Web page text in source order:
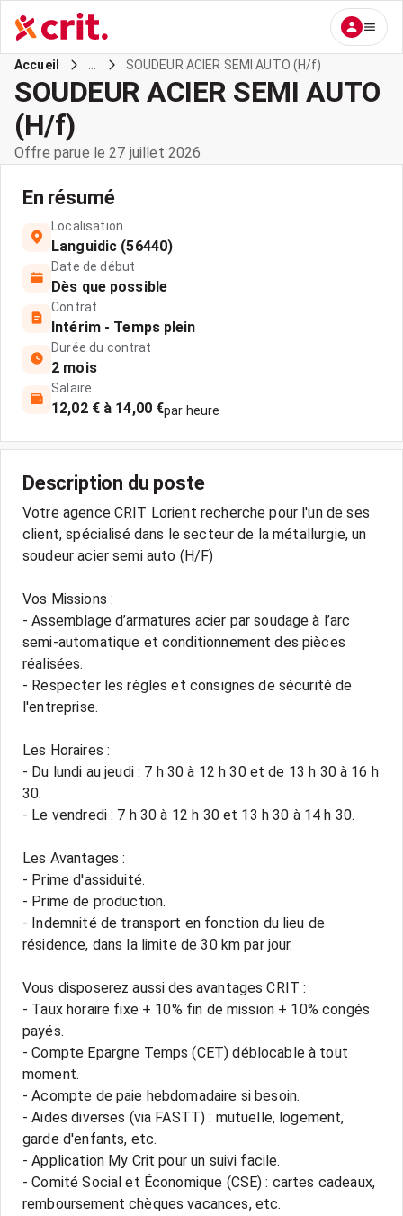
Accueil SOUDEUR ACIER SEMI AUTO (H/f)
SOUDEUR ACIER SEMI AUTO
(H/f)
Offre parue le 27 juillet 2026
En résumé
Localisation
Languidic (56440)
Date de début
Dès que possible
Contrat
Intérim - Temps plein
Durée du contrat
2 mois
Salaire
12,02 € à 14,00 €par heure
Description du poste
Votre agence CRIT Lorient recherche pour l'un de ses
client, spécialisé dans le secteur de la métallurgie, un
soudeur acier semi auto (H/F)
Vos Missions :
- Assemblage d’armatures acier par soudage à l’arc
semi-automatique et conditionnement des pièces
réalisées.
- Respecter les règles et consignes de sécurité de
l'entreprise.
Les Horaires :
- Du lundi au jeudi : 7 h 30 à 12 h 30 et de 13 h 30 à 16 h
30.
- Le vendredi : 7 h 30 à 12 h 30 et 13 h 30 à 14 h 30.
Les Avantages :
- Prime d'assiduité.
- Prime de production.
- Indemnité de transport en fonction du lieu de
résidence, dans la limite de 30 km par jour.
Vous disposerez aussi des avantages CRIT :
- Taux horaire fixe + 10% fin de mission + 10% congés
payés.
- Compte Epargne Temps (CET) déblocable à tout
moment.
- Acompte de paie hebdomadaire si besoin.
- Aides diverses (via FASTT) : mutuelle, logement,
garde d'enfants, etc.
- Application My Crit pour un suivi facile.
- Comité Social et Économique (CSE) : cartes cadeaux,
remboursement chèques vacances, etc.